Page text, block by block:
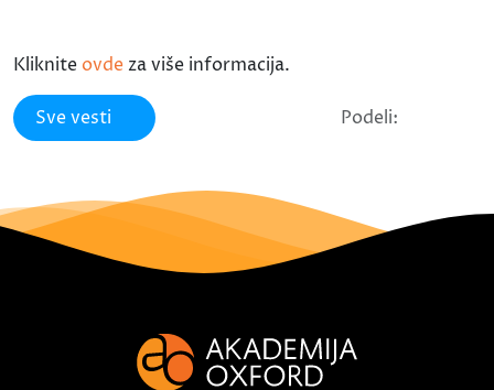
Kliknite ovde za više informacija.
Sve vesti Podeli: